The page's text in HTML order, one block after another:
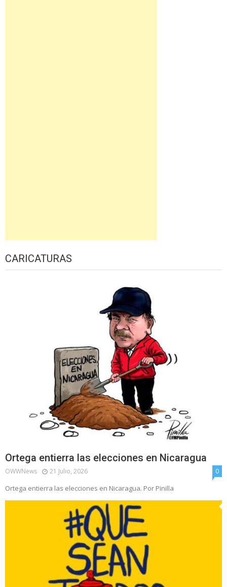
CARICATURAS
Ortega entierra las elecciones en Nicaragua
OWWNews 21 Julio, 2026 0
Ortega entierra las elecciones en Nicaragua. Por Pinilla